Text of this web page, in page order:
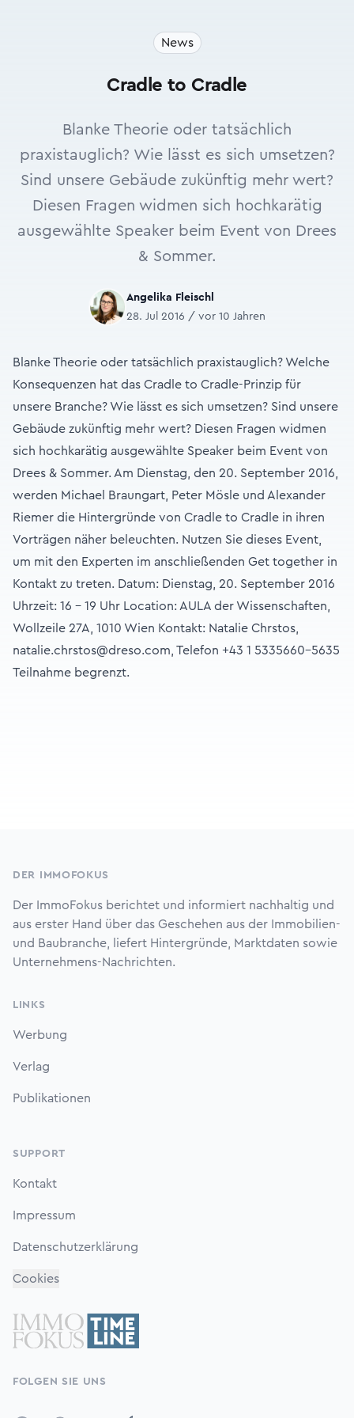
News
Cradle to Cradle
Blanke Theorie oder tatsächlich
praxistauglich? Wie lässt es sich umsetzen?
Sind unsere Gebäude zukünftig mehr wert?
Diesen Fragen widmen sich hochkarätig
ausgewählte Speaker beim Event von Drees
& Sommer.
Angelika Fleischl
28. Jul 2016 / vor 10 Jahren
Blanke Theorie oder tatsächlich praxistauglich? Welche
Konsequenzen hat das Cradle to Cradle-Prinzip für
unsere Branche? Wie lässt es sich umsetzen? Sind unsere
Gebäude zukünftig mehr wert? Diesen Fragen widmen
sich hochkarätig ausgewählte Speaker beim Event von
Drees & Sommer. Am Dienstag, den 20. September 2016,
werden Michael Braungart, Peter Mösle und Alexander
Riemer die Hintergründe von Cradle to Cradle in ihren
Vorträgen näher beleuchten. Nutzen Sie dieses Event,
um mit den Experten im anschließenden Get together in
Kontakt zu treten. Datum: Dienstag, 20. September 2016
Uhrzeit: 16 - 19 Uhr Location: AULA der Wissenschaften,
Wollzeile 27A, 1010 Wien Kontakt: Natalie Chrstos,
natalie.chrstos@dreso.com, Telefon +43 1 5335660-5635
Teilnahme begrenzt.
DER IMMOFOKUS
Der ImmoFokus berichtet und informiert nachhaltig und
aus erster Hand über das Geschehen aus der Immobilien-
und Baubranche, liefert Hintergründe, Marktdaten sowie
Unternehmens-Nachrichten.
LINKS
Werbung
Verlag
Publikationen
SUPPORT
Kontakt
Impressum
Datenschutzerklärung
Cookies
FOLGEN SIE UNS